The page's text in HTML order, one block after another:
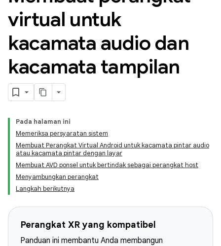
virtual untuk
kacamata audio dan
kacamata tampilan
Pada halaman ini
Memeriksa persyaratan sistem
Membuat Perangkat Virtual Android untuk kacamata pintar audio
atau kacamata pintar dengan layar
Membuat AVD ponsel untuk bertindak sebagai perangkat host
Menyambungkan perangkat
Langkah berikutnya
Perangkat XR yang kompatibel
Panduan ini membantu Anda membangun